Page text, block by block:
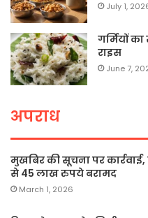
July 1,
गर्मियों
राइस
June 7,
अपराध
मुखबिर की सूचना पर
से 45 लाख रुपये बरामद
March 1, 2026